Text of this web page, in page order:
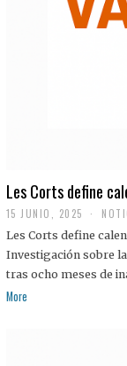
Les Corts define
15 JUNIO, 2025
Les Corts define
Investigación sobre
tras ocho meses de
More